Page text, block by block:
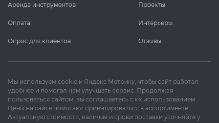
Аренда инструментов
Оплата
Опрос для клиентов
Проекты
Интерьеры
Отзывы
Мы используем cookie и Яндекс Метрику, чтобы сайт работал
удобнее и помогал нам улучшать сервис. Продолжая
пользоваться сайтом, вы соглашаетесь с их использованием.
Цены на сайте помогают ориентироваться в ассортименте.
Актуальную стоимость, наличие и сроки поставки уточняйте у